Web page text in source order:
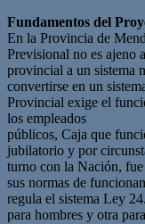
Fundamentos del
En la Provincia de
Previsional no es ajeno
provincial a un sistema
convertirse en un
Provincial exige el
los empleados
públicos, Caja que
jubilatorio y por
turno con la Nación,
sus normas de
regula el sistema Ley
para hombres y otra